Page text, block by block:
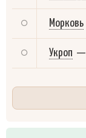
Морковь
Укроп —